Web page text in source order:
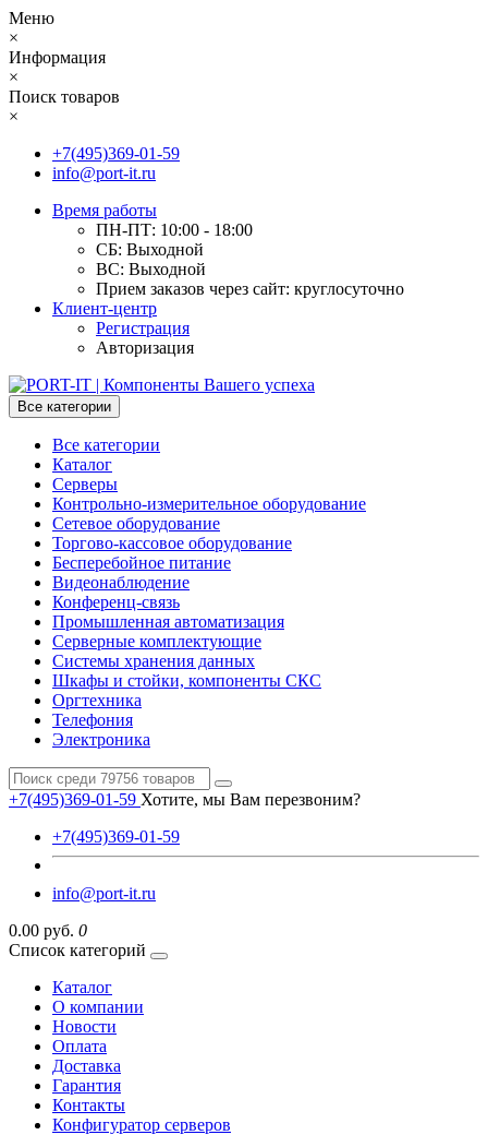
Меню
×
Информация
×
Поиск товаров
×
+7(495)369-01-59
info@port-it.ru
Время работы
ПН-ПТ: 10:00 - 18:00
СБ: Выходной
ВС: Выходной
Прием заказов через сайт: круглосуточно
Клиент-центр
Регистрация
Авторизация
Все категории
Все категории
Каталог
Серверы
Контрольно-измерительное оборудование
Сетевое оборудование
Торгово-кассовое оборудование
Бесперебойное питание
Видеонаблюдение
Конференц-связь
Промышленная автоматизация
Серверные комплектующие
Системы хранения данных
Шкафы и стойки, компоненты СКС
Оргтехника
Телефония
Электроника
+7(495)369-01-59 Хотите, мы Вам перезвоним?
+7(495)369-01-59
info@port-it.ru
0.00 руб. 0
Список категорий
Каталог
О компании
Новости
Оплата
Доставка
Гарантия
Контакты
Конфигуратор серверов